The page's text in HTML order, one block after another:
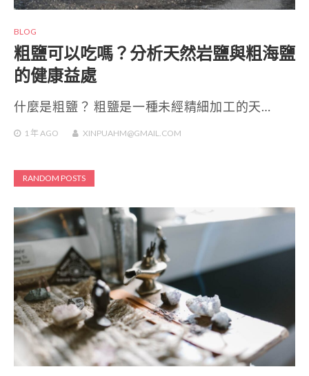
BLOG
粗鹽可以吃嗎？分析天然岩鹽與粗海鹽
的健康益處
什麼是粗鹽？ 粗鹽是一種未經精細加工的天…
1 年 AGO XINPUAHM@GMAIL.COM
RANDOM POSTS